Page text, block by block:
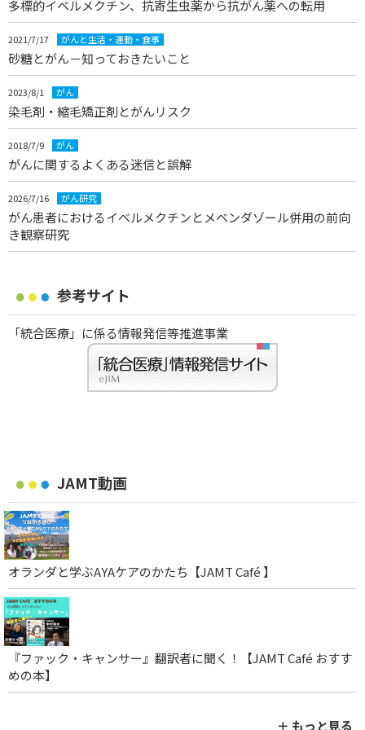
多標的イベルメクチン、抗寄生虫薬から抗がん薬への転用
2021/7/17 がんと生活・運動・食事
砂糖とがん－知っておきたいこと
2023/8/1 がん
染毛剤・縮毛矯正剤とがんリスク
2018/7/9 がん
がんに関するよくある迷信と誤解
2026/7/16 がん研究
がん患者におけるイベルメクチンとメベンダゾール併用の前向
き観察研究
参考サイト
「統合医療」に係る情報発信等推進事業
JAMT動画
オランダと学ぶAYAケアのかたち【JAMT Café 】
『ファック・キャンサー』翻訳者に聞く！【JAMT Café おすす
めの本】
＋ もっと見る